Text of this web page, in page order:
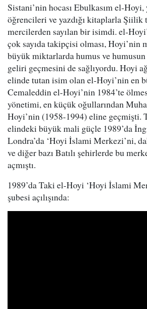
Sistani’nin hocası Ebulkasım el-
öğrencileri ve yazdığı kitaplarla
mercilerden sayılan bir isimdi. el-
çok sayıda takipçisi olması, Hoyi’nin
büyük miktarlarda humus ve humusun
geliri geçmesini de sağlıyordu. Hoyi
elinde tutan isim olan el-Hoyi’nin en
Cemaleddin el-Hoyi’nin 1984’te
yönetimi, en küçük oğullarından
Hoyi’nin (1958-1994) eline geçmişti.
elindeki büyük mali güçle 1989’da
Londra’da ‘Hoyi İslami Merkezi’ni,
ve diğer bazı Batılı şehirlerde bu
açmıştı.
1989’da Taki el-Hoyi ‘Hoyi İslami
şubesi açılışında: